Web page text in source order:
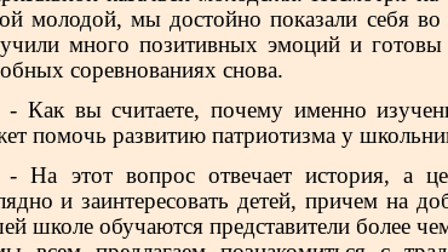
молодой, мы достойно показали себя во
много позитивных эмоций и готовы
соревнованиях снова.
- Как вы считаете, почему именно
помочь развитию патриотизма у
- На этот вопрос отвечает история, а
и заинтересовать детей, причем на
школе обучаются представители более